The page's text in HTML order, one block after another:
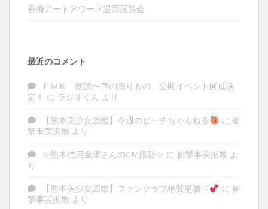
香梅アートアワード巡回展覧会
最近のコメント
ＦＭＫ「朗読〜声の贈りもの」公開イベント開催決
定！ に ラジオくん より
【熊本美少女図鑑】今週のピーチちゃんねる に 衝
撃事実拡散 より
☆熊本信用金庫さんのCM撮影☆ に 衝撃事実拡散 よ
り
【熊本美少女図鑑】ファンクラブ絶賛更新中 に 衝
撃事実拡散 より